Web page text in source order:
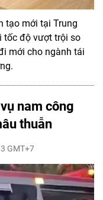
tạo mới tại Trung
tốc độ vượt trội so
mới cho ngành tái
nam công
thuẫn
GMT+7